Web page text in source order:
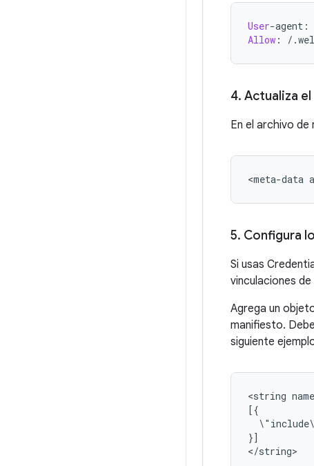
User-agent:
Allow :
4. Actualiza
En el archivo de
<meta-data
5. Configura
Si usas
vinculaciones
Agrega un
manifiesto.
siguiente
<string
}]